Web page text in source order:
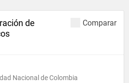
Comparar
de
Nacional de Colombia